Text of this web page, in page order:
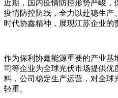
近期，国内疫情防控形势严峻，
疫情防控防线，全力以赴稳生产
时代协鑫精神，展现江苏企业的
作为保利协鑫能源重要的产业基
司等企业为全球光伏市场提供优
料，公司稳定生产运营，对全球
轻重。